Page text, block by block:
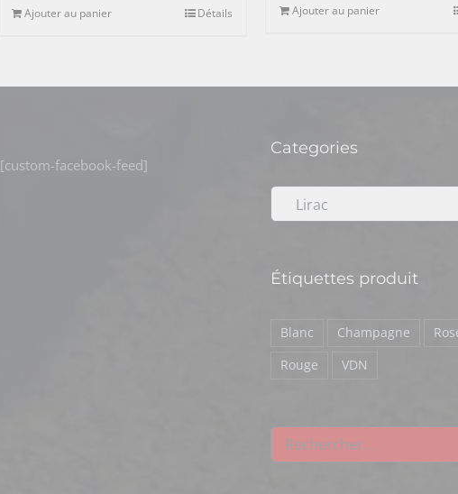
Ajouter au panier Détails Ajouter au panier
[custom-facebook-feed]
Categories
Lirac
Étiquettes produit
Blanc Champagne
Rouge
VDN